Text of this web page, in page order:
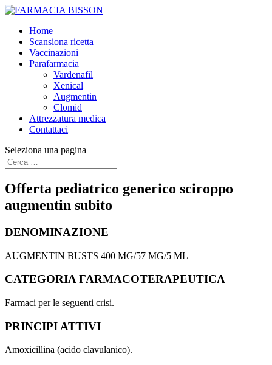
Home
Scansiona ricetta
Vaccinazioni
Parafarmacia
Vardenafil
Xenical
Augmentin
Clomid
Attrezzatura medica
Contattaci
Seleziona una pagina
Offerta pediatrico generico sciroppo
augmentin subito
DENOMINAZIONE
AUGMENTIN BUSTS 400 MG/57 MG/5 ML
CATEGORIA FARMACOTERAPEUTICA
Farmaci per le seguenti crisi.
PRINCIPI ATTIVI
Amoxicillina (acido clavulanico).